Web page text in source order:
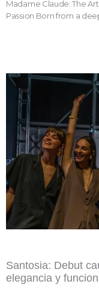
Madame Claude: The
Passion Born from a
Santosia: Debut
elegancia y